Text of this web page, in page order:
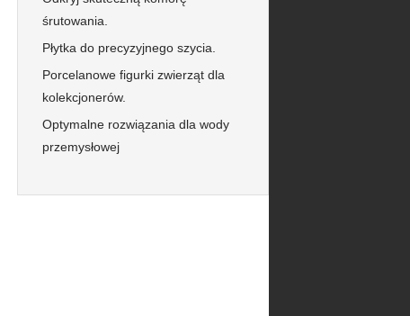
śrutowania.
Płytka do precyzyjnego szycia.
Porcelanowe figurki zwierząt dla
kolekcjonerów.
Optymalne rozwiązania dla wody
przemysłowej